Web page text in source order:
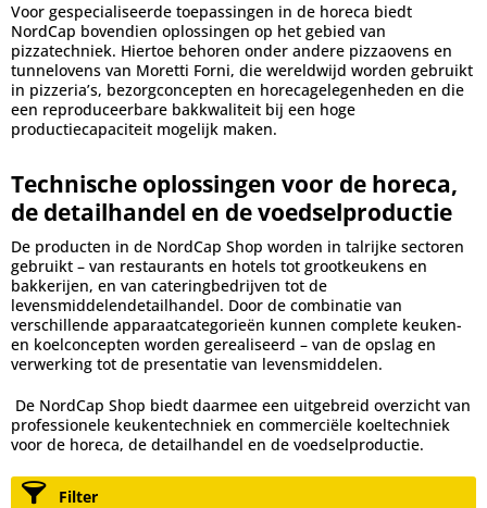
Voor gespecialiseerde toepassingen in de horeca biedt
NordCap bovendien oplossingen op het gebied van
pizzatechniek. Hiertoe behoren onder andere pizzaovens en
tunnelovens van Moretti Forni, die wereldwijd worden gebruikt
in pizzeria’s, bezorgconcepten en horecagelegenheden en die
een reproduceerbare bakkwaliteit bij een hoge
productiecapaciteit mogelijk maken.
Technische oplossingen voor de horeca,
de detailhandel en de voedselproductie
De producten in de NordCap Shop worden in talrijke sectoren
gebruikt – van restaurants en hotels tot grootkeukens en
bakkerijen, en van cateringbedrijven tot de
levensmiddelendetailhandel. Door de combinatie van
verschillende apparaatcategorieën kunnen complete keuken-
en koelconcepten worden gerealiseerd – van de opslag en
verwerking tot de presentatie van levensmiddelen.
De NordCap Shop biedt daarmee een uitgebreid overzicht van
professionele keukentechniek en commerciële koeltechniek
voor de horeca, de detailhandel en de voedselproductie.
Filter